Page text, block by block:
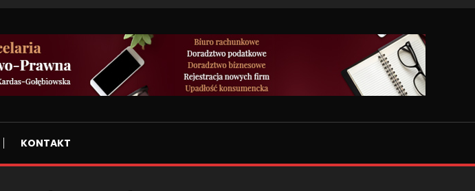
KONTAKT